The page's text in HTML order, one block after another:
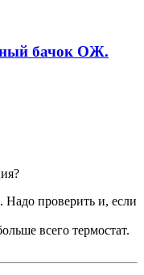
бачок ОЖ.
Надо проверить и, если
всего термостат.